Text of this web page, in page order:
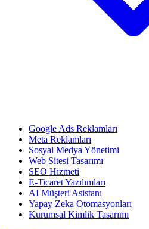
Google Ads Reklamları
Meta Reklamları
Sosyal Medya Yönetimi
Web Sitesi Tasarımı
SEO Hizmeti
E-Ticaret Yazılımları
AI Müşteri Asistanı
Yapay Zeka Otomasyonları
Kurumsal Kimlik Tasarımı